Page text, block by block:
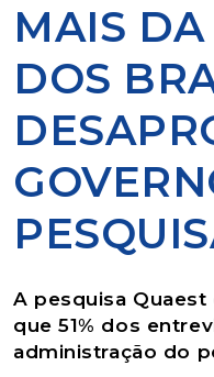
MAIS
DOS
A pesquisa
que 51% dos
administração do